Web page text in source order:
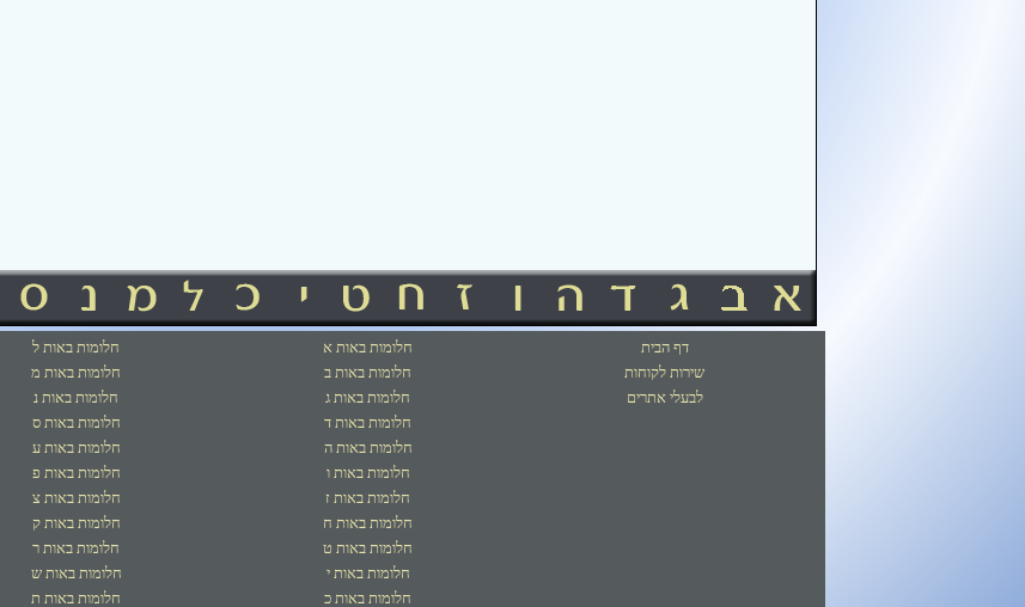
דף הבית
שירות לקוחות
לבעלי אתרים
חלומות באות א
חלומות באות ב
חלומות באות ג
חלומות באות ד
חלומות באות ה
חלומות באות ו
חלומות באות ז
חלומות באות ח
חלומות באות ט
חלומות באות י
חלומות באות כ
חלומות באות ל
חלומות באות מ
חלומות באות נ
חלומות באות ס
חלומות באות ע
חלומות באות פ
חלומות באות צ
חלומות באות ק
חלומות באות ר
חלומות באות ש
חלומות באות ת